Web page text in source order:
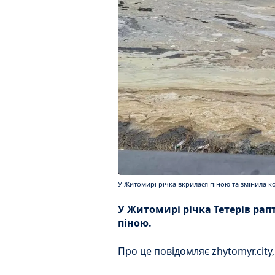
У Житомирі річка вкрилася піною та змінила
У Житомирі річка Тетерів
піною.
Про це повідомляє